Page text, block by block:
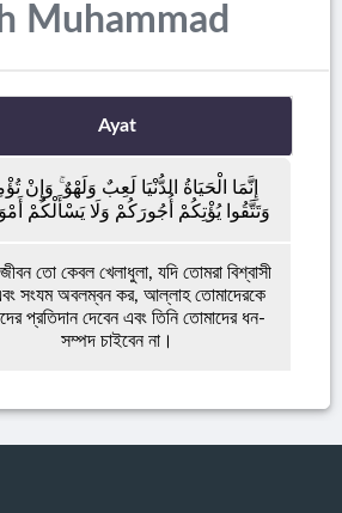
Muhammad
Ayat
إِنَّمَا الْحَيَاةُ الدُّنْيَا لَعِبٌ وَلَهْوٌ ۚ وَإِنْ
وَتَتَّقُوا يُؤْتِكُمْ أُجُورَكُمْ وَلَا يَسْأَلْكُمْ
জীবন তো কেবল খেলাধুলা, যদি তোমরা বিশ্বাসী
সংযম অবলম্বন কর, আল্লাহ তোমাদেরকে
প্রতিদান দেবেন এবং তিনি তোমাদের ধন-
সম্পদ চাইবেন না।